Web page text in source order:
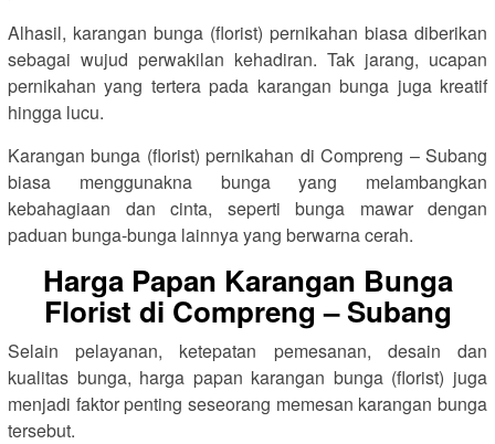
Alhasil, karangan bunga (florist) pernikahan biasa diberikan
sebagai wujud perwakilan kehadiran. Tak jarang, ucapan
pernikahan yang tertera pada karangan bunga juga kreatif
hingga lucu.
Karangan bunga (florist) pernikahan di Compreng – Subang
biasa menggunakna bunga yang melambangkan
kebahagiaan dan cinta, seperti bunga mawar dengan
paduan bunga-bunga lainnya yang berwarna cerah.
Harga Papan Karangan Bunga
Florist di Compreng – Subang
Selain pelayanan, ketepatan pemesanan, desain dan
kualitas bunga, harga papan karangan bunga (florist) juga
menjadi faktor penting seseorang memesan karangan bunga
tersebut.